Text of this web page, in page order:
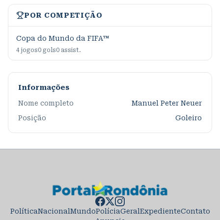
POR COMPETIÇÃO
Copa do Mundo da FIFA™
4 jogos0 gols0 assist.
Informações
Nome completo
Manuel Peter Neuer
Posição
Goleiro
PolíticaNacionalMundoPolíciaGeralExpedienteContato